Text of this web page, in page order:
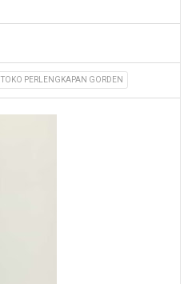
TOKO PERLENGKAPAN GORDEN